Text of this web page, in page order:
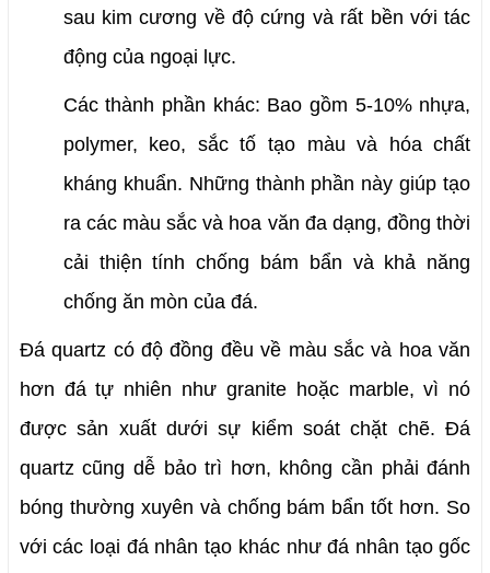
sau kim cương về độ cứng và rất bền với tác
động của ngoại lực.
Các thành phần khác: Bao gồm 5-10% nhựa,
polymer, keo, sắc tố tạo màu và hóa chất
kháng khuẩn. Những thành phần này giúp tạo
ra các màu sắc và hoa văn đa dạng, đồng thời
cải thiện tính chống bám bẩn và khả năng
chống ăn mòn của đá.
Đá quartz có độ đồng đều về màu sắc và hoa văn
hơn đá tự nhiên như granite hoặc marble, vì nó
được sản xuất dưới sự kiểm soát chặt chẽ. Đá
quartz cũng dễ bảo trì hơn, không cần phải đánh
bóng thường xuyên và chống bám bẩn tốt hơn. So
với các loại đá nhân tạo khác như đá nhân tạo gốc